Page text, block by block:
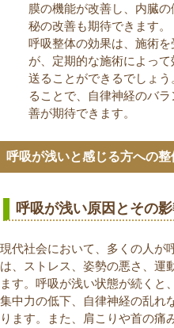
膜の機能が改善し、内臓
秘の改善も期待できます。
呼吸整体の効果は、施術
が、定期的な施術によっ
送ることができるでしょ
ることで、自律神経のバ
善が期待できます。
呼吸が浅いと感じる方への
呼吸が浅い原因とその
現代社会において、多くの人が
は、ストレス、姿勢の悪さ、運
ます。呼吸が浅い状態が続くと
集中力の低下、自律神経の乱れ
ります。また、肩こりや首の痛